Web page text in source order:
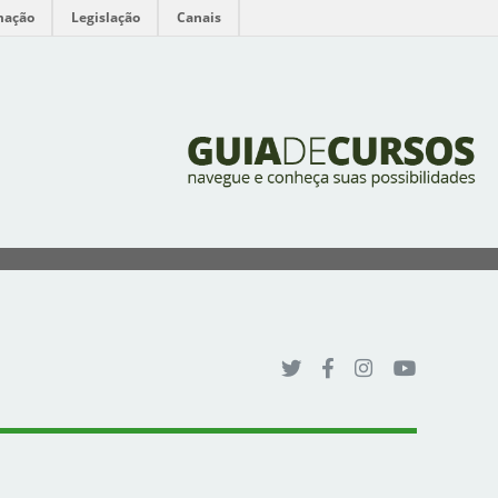
Legislação Canais